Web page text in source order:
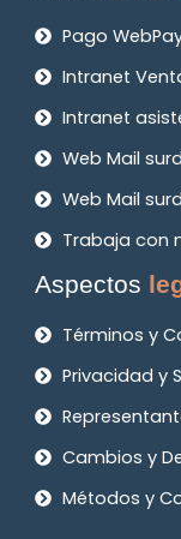
Pago
Intranet
Intranet
Web Mail
Web Mail
Trabaja con
Aspectos
Términos y
Privacidad y
Cambios y
Métodos y